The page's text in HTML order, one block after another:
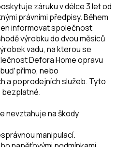
záruku v délce 3 let od
právními předpisy. Během
informovat společnost
výrobku do dvou měsíců
vadu, na kterou se
Defora Home opravu
přímo, nebo
a poprodejních služeb. Tyto
bezplatné.
nevztahuje na škody
manipulací.